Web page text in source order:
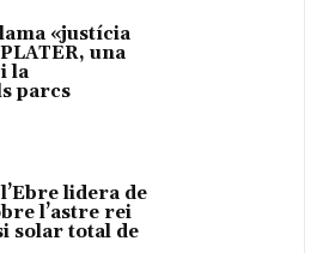
«justícia
una
la
parcs
lidera de
l’astre rei
solar total de